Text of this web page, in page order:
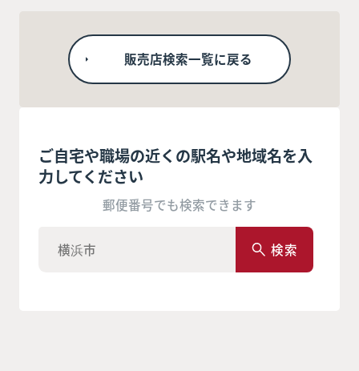
販売店検索一覧に戻る
ご自宅や職場の近くの駅名や地域名を入
力してください
郵便番号でも検索できます
検索